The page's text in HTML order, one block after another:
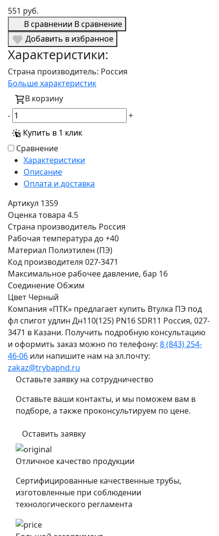
551 руб.
В сравнении В сравнение
Добавить в избранное
Характеристики:
Страна производитель: Россия
Больше характеристик
В корзину
-
+
Купить в 1 клик
Сравнение
Характеристики
Описание
Оплата и доставка
Артикул 1359
Оценка товара 4.5
Страна производитель Россия
Рабочая температура до +40
Материал Полиэтилен (ПЭ)
Код производителя 027-3471
Максимальное рабочее давление, бар 16
Соединение Обжим
Цвет Черный
Компания «ПТК» предлагает купить Втулка ПЭ под
фл спигот удлин Дн110(125) PN16 SDR11 Россия, 027-
3471 в Казани. Получить подробную консультацию
и оформить заказ можно по телефону: 8 (843) 254-
46-06 или напишите нам на эл.почту:
zakaz@trybapnd.ru
Оставьте заявку на сотрудничество
Оставьте ваши контакты, и мы поможем вам в
подборе, а также проконсультируем по цене.
Оставить заявку
Отличное качество продукции
Сертифицированные качественные трубы,
изготовленные при соблюдении
технологического регламента